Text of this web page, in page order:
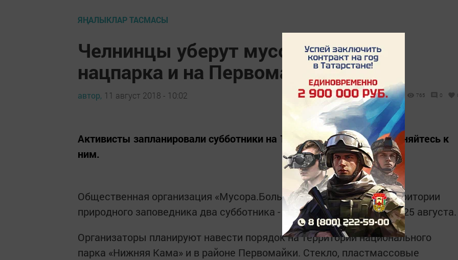
ЯҢАЛЫКЛАР ТАСМАСЫ
Челнинцы уберут мусор в лесах
нацпарка и на Первомайке
автор, 11 август 2018 - 10:02 765 0
Активисты запланировали субботники на 11 и 25 августа, присоединяйтесь к
ним.
Общественная организация «Мусора.Больше.Нет» проведет на территории
природного заповедника два субботника - сегодня и через субботу, 25
Организаторы планируют навести порядок на территории национального
парка «Нижняя Кама» и в районе Первомайки. Стекло, пластмассовые